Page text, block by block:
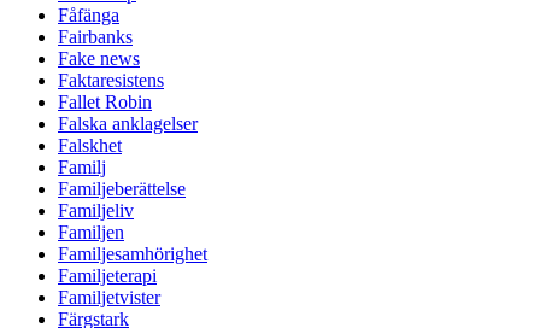
Fåfänga
Fairbanks
Fake news
Faktaresistens
Fallet Robin
Falska anklagelser
Falskhet
Familj
Familjeberättelse
Familjeliv
Familjen
Familjesamhörighet
Familjeterapi
Familjetvister
Färgstark